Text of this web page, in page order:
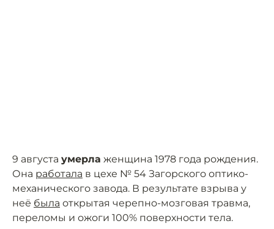
9 августа умерла женщина 1978 года рождения.
Она работала в цехе № 54 Загорского оптико-
механического завода. В результате взрыва у
неё была открытая черепно-мозговая травма,
переломы и ожоги 100% поверхности тела.